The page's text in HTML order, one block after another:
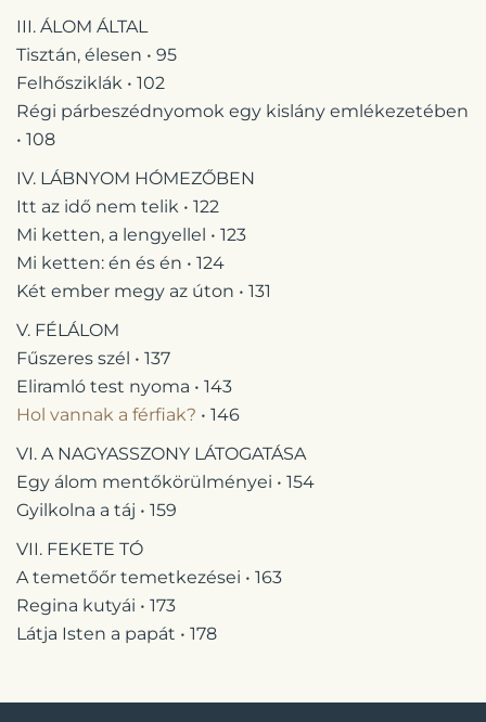
III. ÁLOM ÁLTAL
Tisztán, élesen • 95
Felhősziklák • 102
Régi párbeszédnyomok egy kislány emlékezetében
• 108
IV. LÁBNYOM HÓMEZŐBEN
Itt az idő nem telik • 122
Mi ketten, a lengyellel • 123
Mi ketten: én és én • 124
Két ember megy az úton • 131
V. FÉLÁLOM
Fűszeres szél • 137
Eliramló test nyoma • 143
Hol vannak a férfiak? • 146
VI. A NAGYASSZONY LÁTOGATÁSA
Egy álom mentőkörülményei • 154
Gyilkolna a táj • 159
VII. FEKETE TÓ
A temetőőr temetkezései • 163
Regina kutyái • 173
Látja Isten a papát • 178